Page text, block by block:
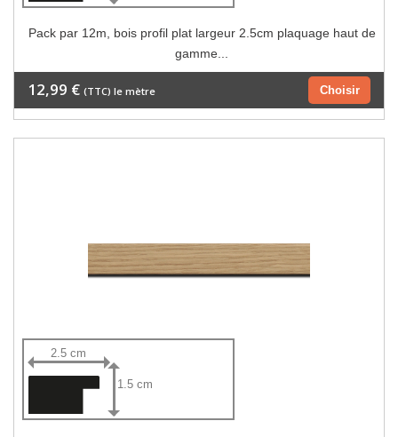
Pack par 12m, bois profil plat largeur 2.5cm plaquage haut de
gamme...
Choisir
12,99 € (TTC) le mètre
2.5 cm
1.5 cm